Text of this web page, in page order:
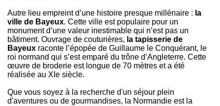
Autre lieu empreint d’une histoire presque millénaire : la
ville de Bayeux. Cette ville est populaire pour un
monument d’une valeur inestimable qui n’est pas un
bâtiment. Ouvrage de couturières, la tapisserie de
Bayeux raconte l’épopée de Guillaume le Conquérant, le
roi normand qui s’est emparé du trône d’Angleterre. Cette
œuvre de broderie est longue de 70 mètres et a été
réalisée au XIe siècle.
Que vous soyez à la recherche d'un séjour plein
d'aventures ou de gourmandises, la Normandie est la